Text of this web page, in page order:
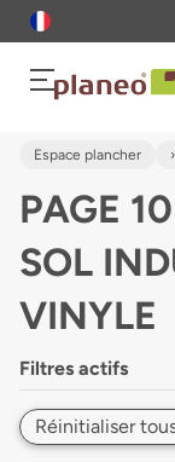
Espace plancher
PAGE
SOL
VINYLE
Filtres actifs
Réinitialiser